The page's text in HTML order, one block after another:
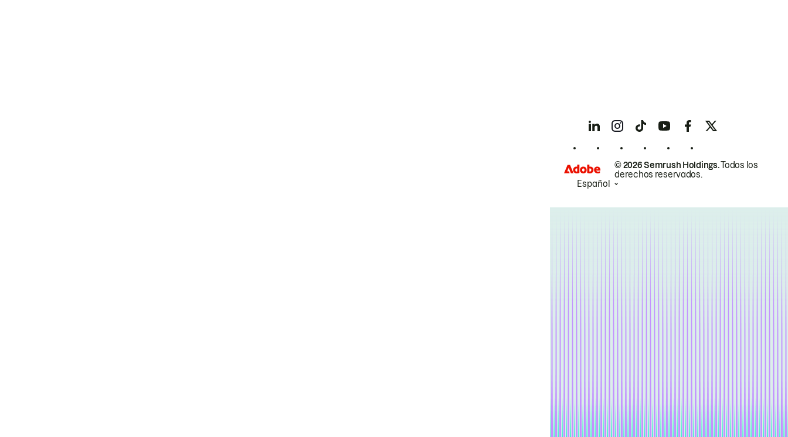
© 2026 Semrush Holdings.Todos los
derechos reservados.
Español